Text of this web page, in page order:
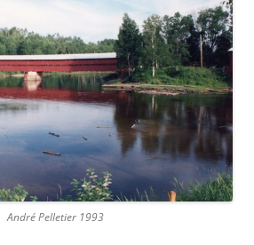
André Pelletier 1993